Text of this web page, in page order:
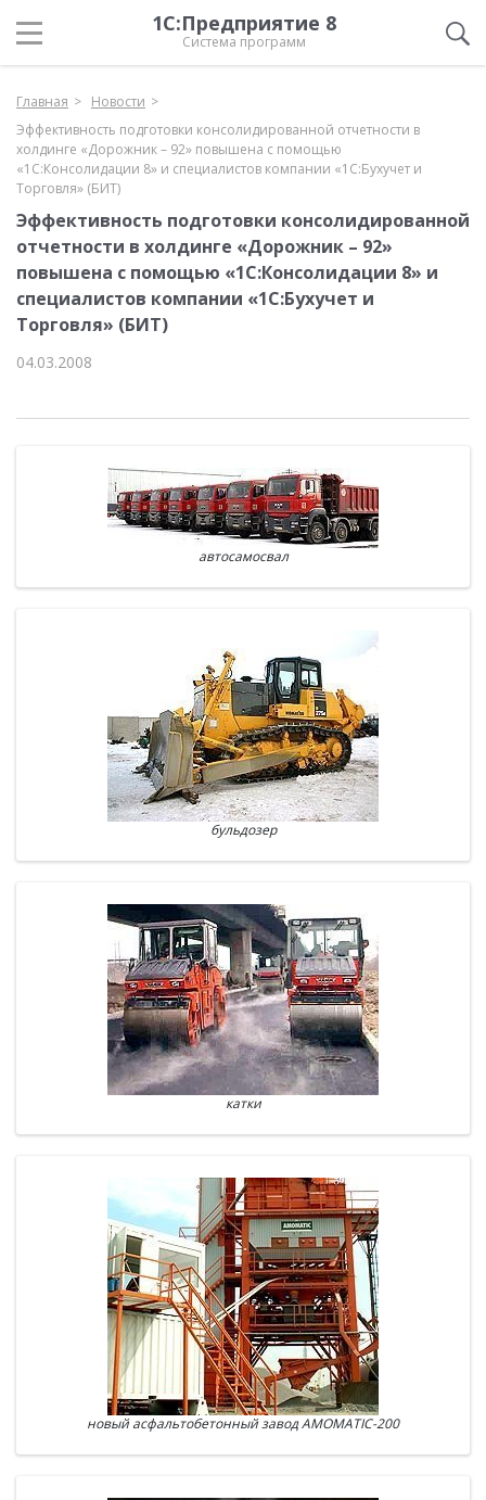
1С:Предприятие 8
Система программ
Главная
Новости
Эффективность подготовки консолидированной отчетности в
холдинге «Дорожник – 92» повышена с помощью
«1С:Консолидации 8» и специалистов компании «1С:Бухучет и
Торговля» (БИТ)
Эффективность подготовки консолидированной
отчетности в холдинге «Дорожник – 92»
повышена с помощью «1С:Консолидации 8» и
специалистов компании «1С:Бухучет и
Торговля» (БИТ)
04.03.2008
автосамосвал
бульдозер
катки
новый асфальтобетонный завод AMOMATIC-200